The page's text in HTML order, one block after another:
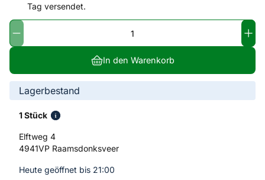
Tag versendet.
In den Warenkorb
Lagerbestand
1 Stück
Elftweg 4
4941VP Raamsdonksveer
Heute geöffnet bis 21:00